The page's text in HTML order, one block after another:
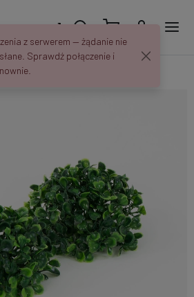
półkula 14cm FB26
z serwerem — żądanie nie
Sprawdź połączenie i